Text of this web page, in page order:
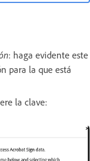
: haga evidente este
para la que está
la clave: